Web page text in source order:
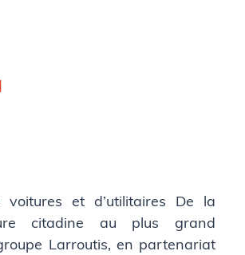
voitures et d’utilitaires De la
citadine au plus grand
Larroutis, en partenariat